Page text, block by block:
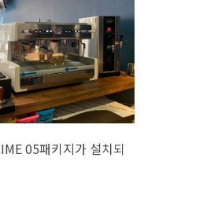
05패키지가 설치되